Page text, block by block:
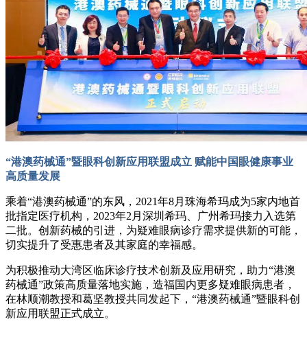
“港澳药械通”暨眼科创新应用联盟成立 赋能中国眼健康事业
高质量发展
乘着“港澳药械通”的东风，2021年8月珠海希玛成为5家内地首
批指定医疗机构，2023年2月深圳希玛、广州希玛接力入选第
二批。创新药械的引进，为疑难眼病诊疗需求提供新的可能，
切实提升了受惠患者及其家庭的幸福感。
为积极推动大湾区临床诊疗技术创新及应用研究，助力“港澳
药械通”政策高质量落地实施，造福国内更多疑难眼病患者，
在林顺潮教授和葛坚教授共同发起下，“港澳药械通”暨眼科创
新应用联盟正式成立。